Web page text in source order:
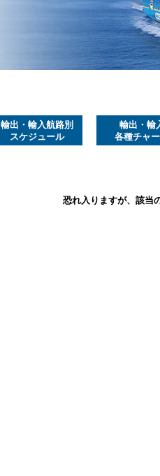
輸出・輸入航路別
スケジュール
輸出・輸
各種チャ
恐れ入りますが、該当